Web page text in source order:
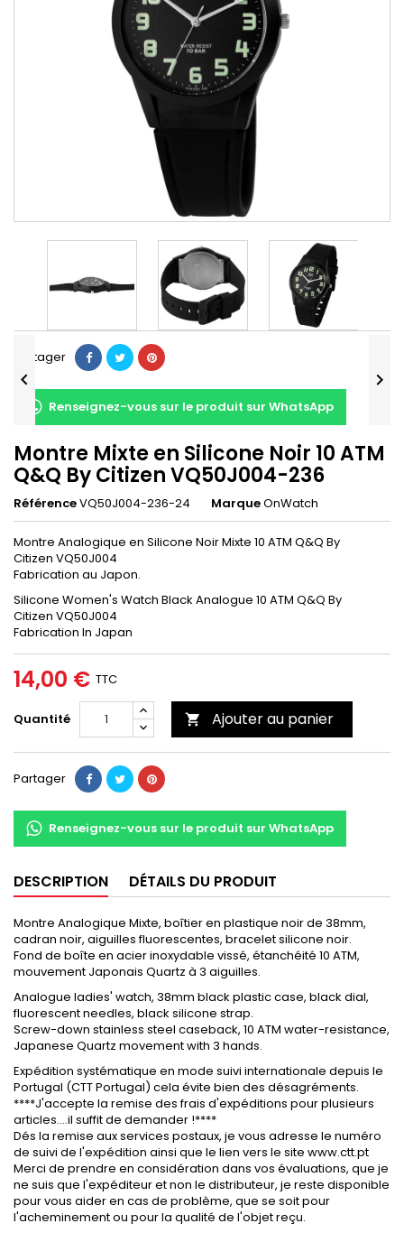
 
Partager
Renseignez-vous sur le produit sur WhatsApp
Montre Mixte en Silicone Noir 10 ATM
Q&Q By Citizen VQ50J004-236
RéférenceVQ50J004-236-24 MarqueOnWatch
Montre Analogique en Silicone Noir Mixte 10 ATM Q&Q By
Citizen VQ50J004
Fabrication au Japon.
Silicone Women's Watch Black Analogue 10 ATM Q&Q By
Citizen VQ50J004
Fabrication In Japan
14,00 € TTC
Quantité  Ajouter au panier
Partager
Renseignez-vous sur le produit sur WhatsApp
DESCRIPTION DÉTAILS DU PRODUIT
Montre Analogique Mixte, boîtier en plastique noir de 38mm,
cadran noir, aiguilles fluorescentes, bracelet silicone noir.
Fond de boîte en acier inoxydable vissé, étanchéité 10 ATM,
mouvement Japonais Quartz à 3 aiguilles.
Analogue ladies' watch, 38mm black plastic case, black dial,
fluorescent needles, black silicone strap.
Screw-down stainless steel caseback, 10 ATM water-resistance,
Japanese Quartz movement with 3 hands.
Expédition systématique en mode suivi internationale depuis le
Portugal (CTT Portugal) cela évite bien des désagréments.
****J'accepte la remise des frais d'expéditions pour plusieurs
articles....il suffit de demander !****
Dés la remise aux services postaux, je vous adresse le numéro
de suivi de l'expédition ainsi que le lien vers le site www.ctt.pt
Merci de prendre en considération dans vos évaluations, que je
ne suis que l'expéditeur et non le distributeur, je reste disponible
pour vous aider en cas de problème, que se soit pour
l'acheminement ou pour la qualité de l'objet reçu.